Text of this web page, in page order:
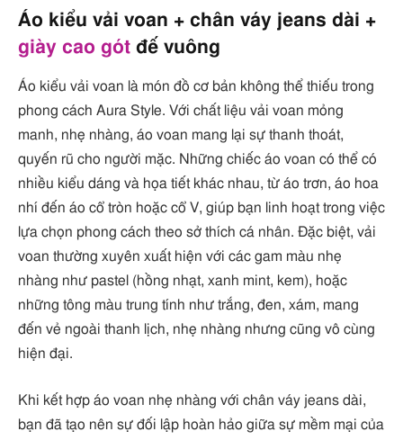
Áo kiểu vải voan + chân váy jeans dài +
giày cao gót đế vuông
Áo kiểu vải voan là món đồ cơ bản không thể thiếu trong
phong cách Aura Style. Với chất liệu vải voan mỏng
manh, nhẹ nhàng, áo voan mang lại sự thanh thoát,
quyến rũ cho người mặc. Những chiếc áo voan có thể có
nhiều kiểu dáng và họa tiết khác nhau, từ áo trơn, áo hoa
nhí đến áo cổ tròn hoặc cổ V, giúp bạn linh hoạt trong việc
lựa chọn phong cách theo sở thích cá nhân. Đặc biệt, vải
voan thường xuyên xuất hiện với các gam màu nhẹ
nhàng như pastel (hồng nhạt, xanh mint, kem), hoặc
những tông màu trung tính như trắng, đen, xám, mang
đến vẻ ngoài thanh lịch, nhẹ nhàng nhưng cũng vô cùng
hiện đại.
Khi kết hợp áo voan nhẹ nhàng với chân váy jeans dài,
bạn đã tạo nên sự đối lập hoàn hảo giữa sự mềm mại của